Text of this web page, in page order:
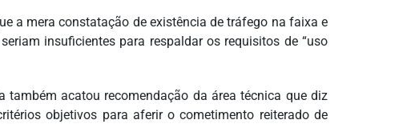
a mera constatação de existência de tráfego na faixa e
insuficientes para respaldar os requisitos de “uso
acatou recomendação da área técnica que diz
objetivos para aferir o cometimento reiterado de